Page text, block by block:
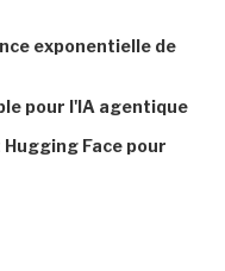
exponentielle de
pour l'IA agentique
Face pour